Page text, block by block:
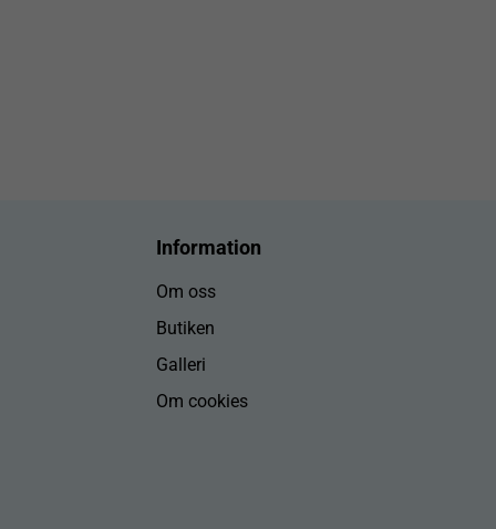
Information
Om oss
Butiken
Galleri
Om cookies